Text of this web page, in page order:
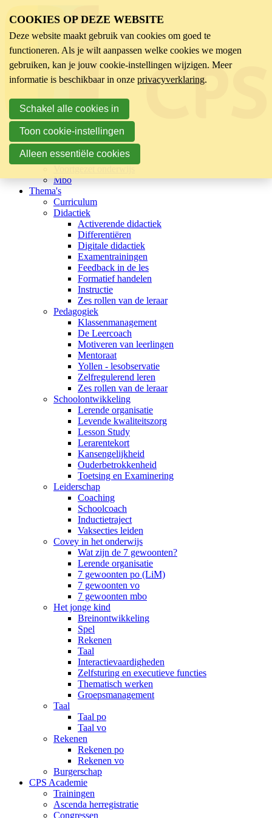
Sector
Kinderopvang
Basisonderwijs
Mbo
Thema's
Curriculum
Didactiek
Activerende didactiek
Differentiëren
Digitale didactiek
Examentrainingen
Feedback in de les
Formatief handelen
Instructie
Zes rollen van de leraar
Pedagogiek
Klassenmanagement
De Leercoach
Motiveren van leerlingen
Mentoraat
Yollen - lesobservatie
Zelfregulerend leren
Zes rollen van de leraar
Schoolontwikkeling
Lerende organisatie
Levende kwaliteitszorg
Lesson Study
Lerarentekort
Kansengelijkheid
Ouderbetrokkenheid
Toetsing en Examinering
Leiderschap
Coaching
Schoolcoach
Inductietraject
Vaksecties leiden
Covey in het onderwijs
Wat zijn de 7 gewoonten?
Lerende organisatie
7 gewoonten po (LiM)
7 gewoonten vo
7 gewoonten mbo
Het jonge kind
Breinontwikkeling
Spel
Rekenen
Taal
Interactievaardigheden
Zelfsturing en executieve functies
Thematisch werken
Groepsmanagement
Taal
Taal po
Taal vo
Rekenen
Rekenen po
Rekenen vo
Burgerschap
CPS Academie
Trainingen
Ascenda herregistratie
Congressen
COOKIES OP DEZE WEBSITE
Deze website maakt gebruik van cookies om goed te
functioneren. Als je wilt aanpassen welke cookies we mogen
gebruiken, kan je jouw cookie-instellingen wijzigen. Meer
informatie is beschikbaar in onze privacyverklaring.
Schakel alle cookies in
Toon cookie-instellingen
Alleen essentiële cookies